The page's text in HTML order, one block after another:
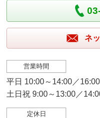
ネ
営業時間
平日 10:00～14:00／
土日祝 9:00～13:00／
定休日